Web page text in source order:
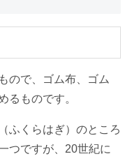
ので、ゴム布、ゴム
るものです。
ふくらはぎ）のところ
つですが、20世紀に